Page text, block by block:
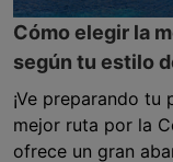
Cómo elegir la
según tu estilo
¡Ve preparando
mejor ruta por la
ofrece un gran